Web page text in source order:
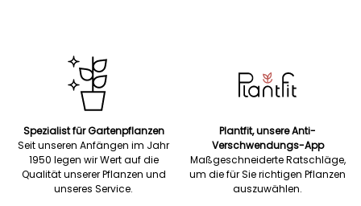
Spezialist für Gartenpflanzen
Seit unseren Anfängen im Jahr
1950 legen wir Wert auf die
Qualität unserer Pflanzen und
unseres Service.
Plantfit, unsere Anti-
Verschwendungs-App
Maßgeschneiderte Ratschläge,
um die für Sie richtigen Pflanzen
auszuwählen.